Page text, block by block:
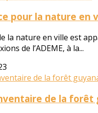
pour la nature en
la nature en ville est
de l’ADEME, à la...
de la forêt